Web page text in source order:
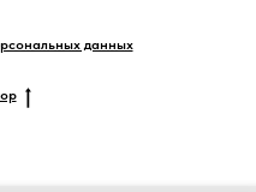
данных